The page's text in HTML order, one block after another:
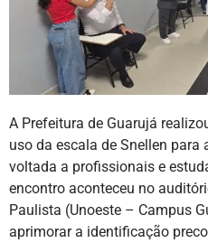
A Prefeitura de Guarujá
uso da escala de Snellen
voltada a profissionais e
encontro aconteceu no
Paulista (Unoeste – Campus
aprimorar a identificação